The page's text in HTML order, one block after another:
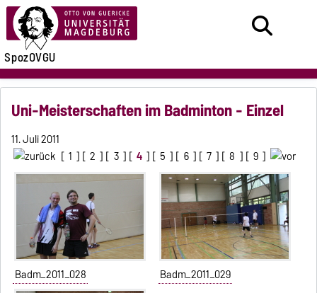
SpozOVGU
Uni-Meisterschaften im Badminton - Einzel
11. Juli 2011
[ 1 ] [ 2 ] [ 3 ] [ 4 ] [ 5 ] [ 6 ] [ 7 ] [ 8 ] [ 9 ]
Badm_2011_028 Badm_2011_029